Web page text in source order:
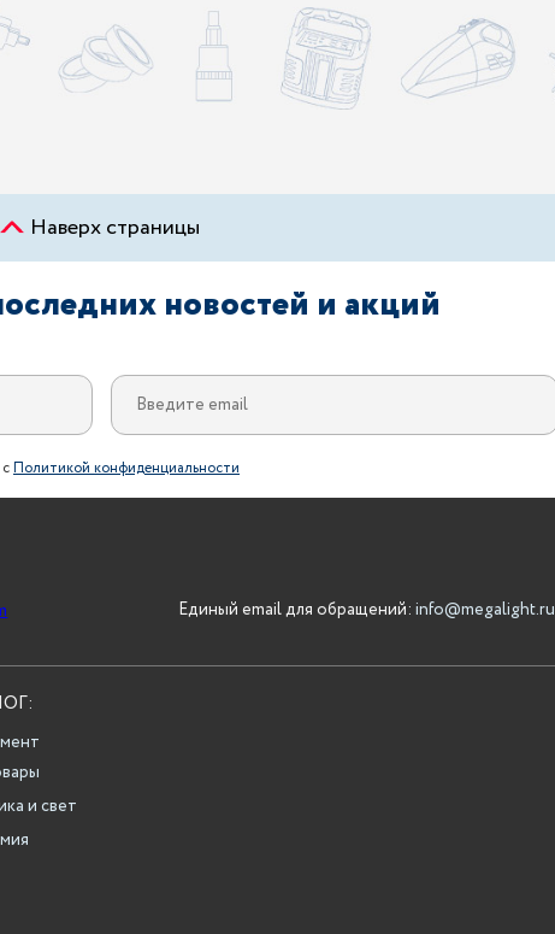
Наверх страницы
новостей и акций
Политикой конфиденциальности
Единый email для обращений: info@megalight.ru
и свет